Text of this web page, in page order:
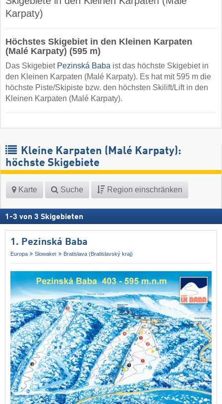
Karpaty)
Höchstes Skigebiet in den Kleinen Karpaten
(Malé Karpaty) (595 m)
Das Skigebiet Pezinská Baba ist das höchste Skigebiet in
den Kleinen Karpaten (Malé Karpaty). Es hat mit 595 m die
höchste Piste/Skipiste bzw. den höchsten Skilift/Lift in den
Kleinen Karpaten (Malé Karpaty).
Kleine Karpaten (Malé Karpaty):
höchste Skigebiete
Karte Suche Region einschränken
1 -3 von 3 Skigebieten
1. Pezinská Baba
Europa Slowakei Bratislava (Bratislavský kraj)